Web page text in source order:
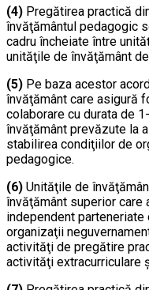
(4) Pregătirea practică
învăţământul pedagogic
cadru încheiate între
unităţile de învăţământ
(5) Pe baza acestor
învăţământ care asigură
colaborare cu durata de
învăţământ prevăzute la
stabilirea condiţiilor de
pedagogice.
(6) Unităţile de
învăţământ superior care
independent
organizaţii
activităţi de pregătire
activităţi extracurriculare